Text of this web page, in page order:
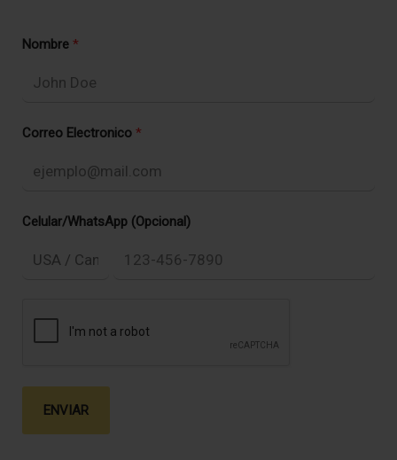
Nombre
Correo Electronico
Celular/WhatsApp (Opcional)
ENVIAR